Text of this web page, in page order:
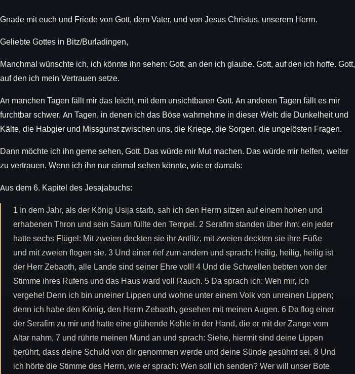
Gnade mit euch und Friede von Gott, dem Vater, und von Jesus Christus, unserem Herrn.
Geliebte Gottes in Bitz/Burladingen,
Manchmal wünschte ich, ich könnte ihn sehen: Gott, an den ich glaube. Gott, auf den ich hoffe. Gott,
auf den ich mein Vertrauen setze.
An manchen Tagen fällt mir das leicht, mit dem unsichtbaren Gott. An anderen Tagen fällt es mir
furchtbar schwer. An Tagen, in denen ich das Böse wahrnehme in dieser Welt: die Dunkelheit und
Kälte, die Habgier und Missgunst zwischen uns, die Kriege, die Sorgen, die ungelösten Fragen.
Dann möchte ich ihn gerne sehen, Gott. Das würde mir Mut machen. Das würde mir helfen, weiter
zu vertrauen. Wenn ich ihn nur einmal sehen könnte, wie er damals:
Aus dem 6. Kapitel des Jesajabuchs:
1 In dem Jahr, als der König Usija starb, sah ich den Herrn sitzen auf einem hohen und
erhabenen Thron und sein Saum füllte den Tempel. 2 Serafim standen über ihm; ein jeder
hatte sechs Flügel: Mit zweien deckten sie ihr Antlitz, mit zweien deckten sie ihre Füße
und mit zweien flogen sie. 3 Und einer rief zum andern und sprach: Heilig, heilig, heilig ist
der Herr Zebaoth, alle Lande sind seiner Ehre voll! 4 Und die Schwellen bebten von der
Stimme ihres Rufens und das Haus ward voll Rauch. 5 Da sprach ich: Weh mir, ich
vergehe! Denn ich bin unreiner Lippen und wohne unter einem Volk von unreinen Lippen;
denn ich habe den König, den Herrn Zebaoth, gesehen mit meinen Augen. 6 Da flog einer
der Serafim zu mir und hatte eine glühende Kohle in der Hand, die er mit der Zange vom
Altar nahm, 7 und rührte meinen Mund an und sprach: Siehe, hiermit sind deine Lippen
berührt, dass deine Schuld von dir genommen werde und deine Sünde gesühnt sei. 8 Und
ich hörte die Stimme des Herrn, wie er sprach: Wen soll ich senden? Wer will unser Bote